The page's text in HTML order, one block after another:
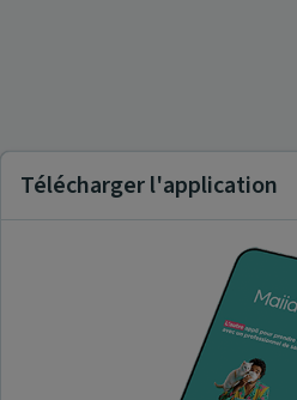
Télécharger l'application